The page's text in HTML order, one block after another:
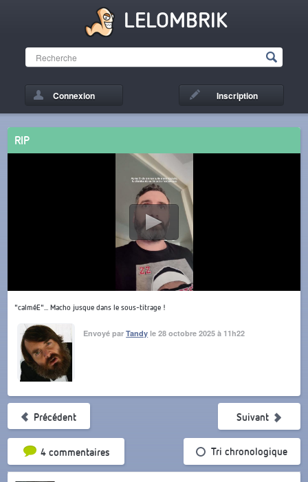
LELOMBRIK
Connexion Inscription
RIP
"calméE"... Macho jusque dans le sous-titrage !
Envoyé parTandy le 28 octobre 2025 à 11h22
Précédent
4 commentairesTri par popularité Tri chronologique
Suivant